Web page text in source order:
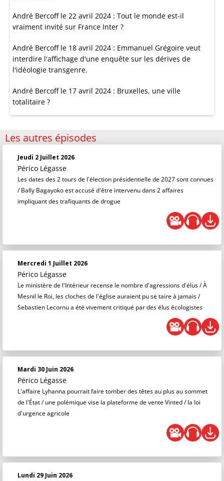
André Bercoff le 22 avril 2024 : Tout le monde est-il
vraiment invité sur France Inter ?
André Bercoff le 18 avril 2024 : Emmanuel Grégoire veut
interdire l'affichage d'une enquête sur les dérives de
l'idéologie transgenre.
André Bercoff le 17 avril 2024 : Bruxelles, une ville
totalitaire ?
Les autres épisodes
Jeudi 2 Juillet 2026
Périco Légasse
Les dates des 2 tours de l'élection présidentielle de 2027 sont connues
/ Bally Bagayoko est accusé d'être intervenu dans 2 affaires
impliquant des trafiquants de drogue
Mercredi 1 Juillet 2026
Périco Légasse
Le ministère de l'Intérieur recense le nombre d'agressions d'élus / À
Mesnil le Roi, les cloches de l'église auraient pu se taire à jamais /
Sebastien Lecornu a été vivement critiqué par des élus écologistes
Mardi 30 Juin 2026
Périco Légasse
L'affaire Lyhanna pourrait faire tomber des têtes au plus au sommet
de l'État / une polémique vise la plateforme de vente Vinted / la loi
d'urgence agricole
Lundi 29 Juin 2026